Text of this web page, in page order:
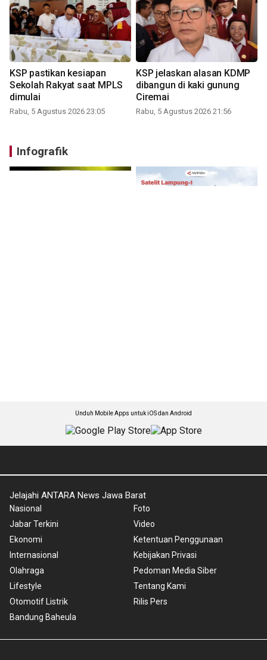
KSP pastikan kesiapan
Sekolah Rakyat saat MPLS
dimulai
Rabu, 5 Agustus 2026 23:05
KSP jelaskan alasan KDMP
dibangun di kaki gunung
Ciremai
Rabu, 5 Agustus 2026 21:56
Infografik
Unduh Mobile Apps untuk iOS dan Android
Jelajahi ANTARA News Jawa Barat
Nasional
Jabar Terkini
Ekonomi
Internasional
Olahraga
Lifestyle
Otomotif Listrik
Bandung Baheula
Foto
Video
Ketentuan Penggunaan
Kebijakan Privasi
Pedoman Media Siber
Tentang Kami
Rilis Pers